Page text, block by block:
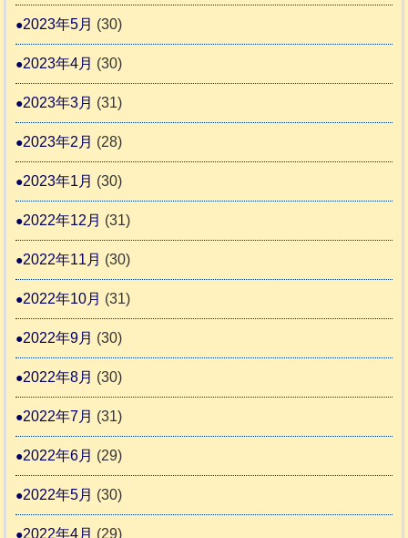
2023年5月 (30)
2023年4月 (30)
2023年3月 (31)
2023年2月 (28)
2023年1月 (30)
2022年12月 (31)
2022年11月 (30)
2022年10月 (31)
2022年9月 (30)
2022年8月 (30)
2022年7月 (31)
2022年6月 (29)
2022年5月 (30)
2022年4月 (29)